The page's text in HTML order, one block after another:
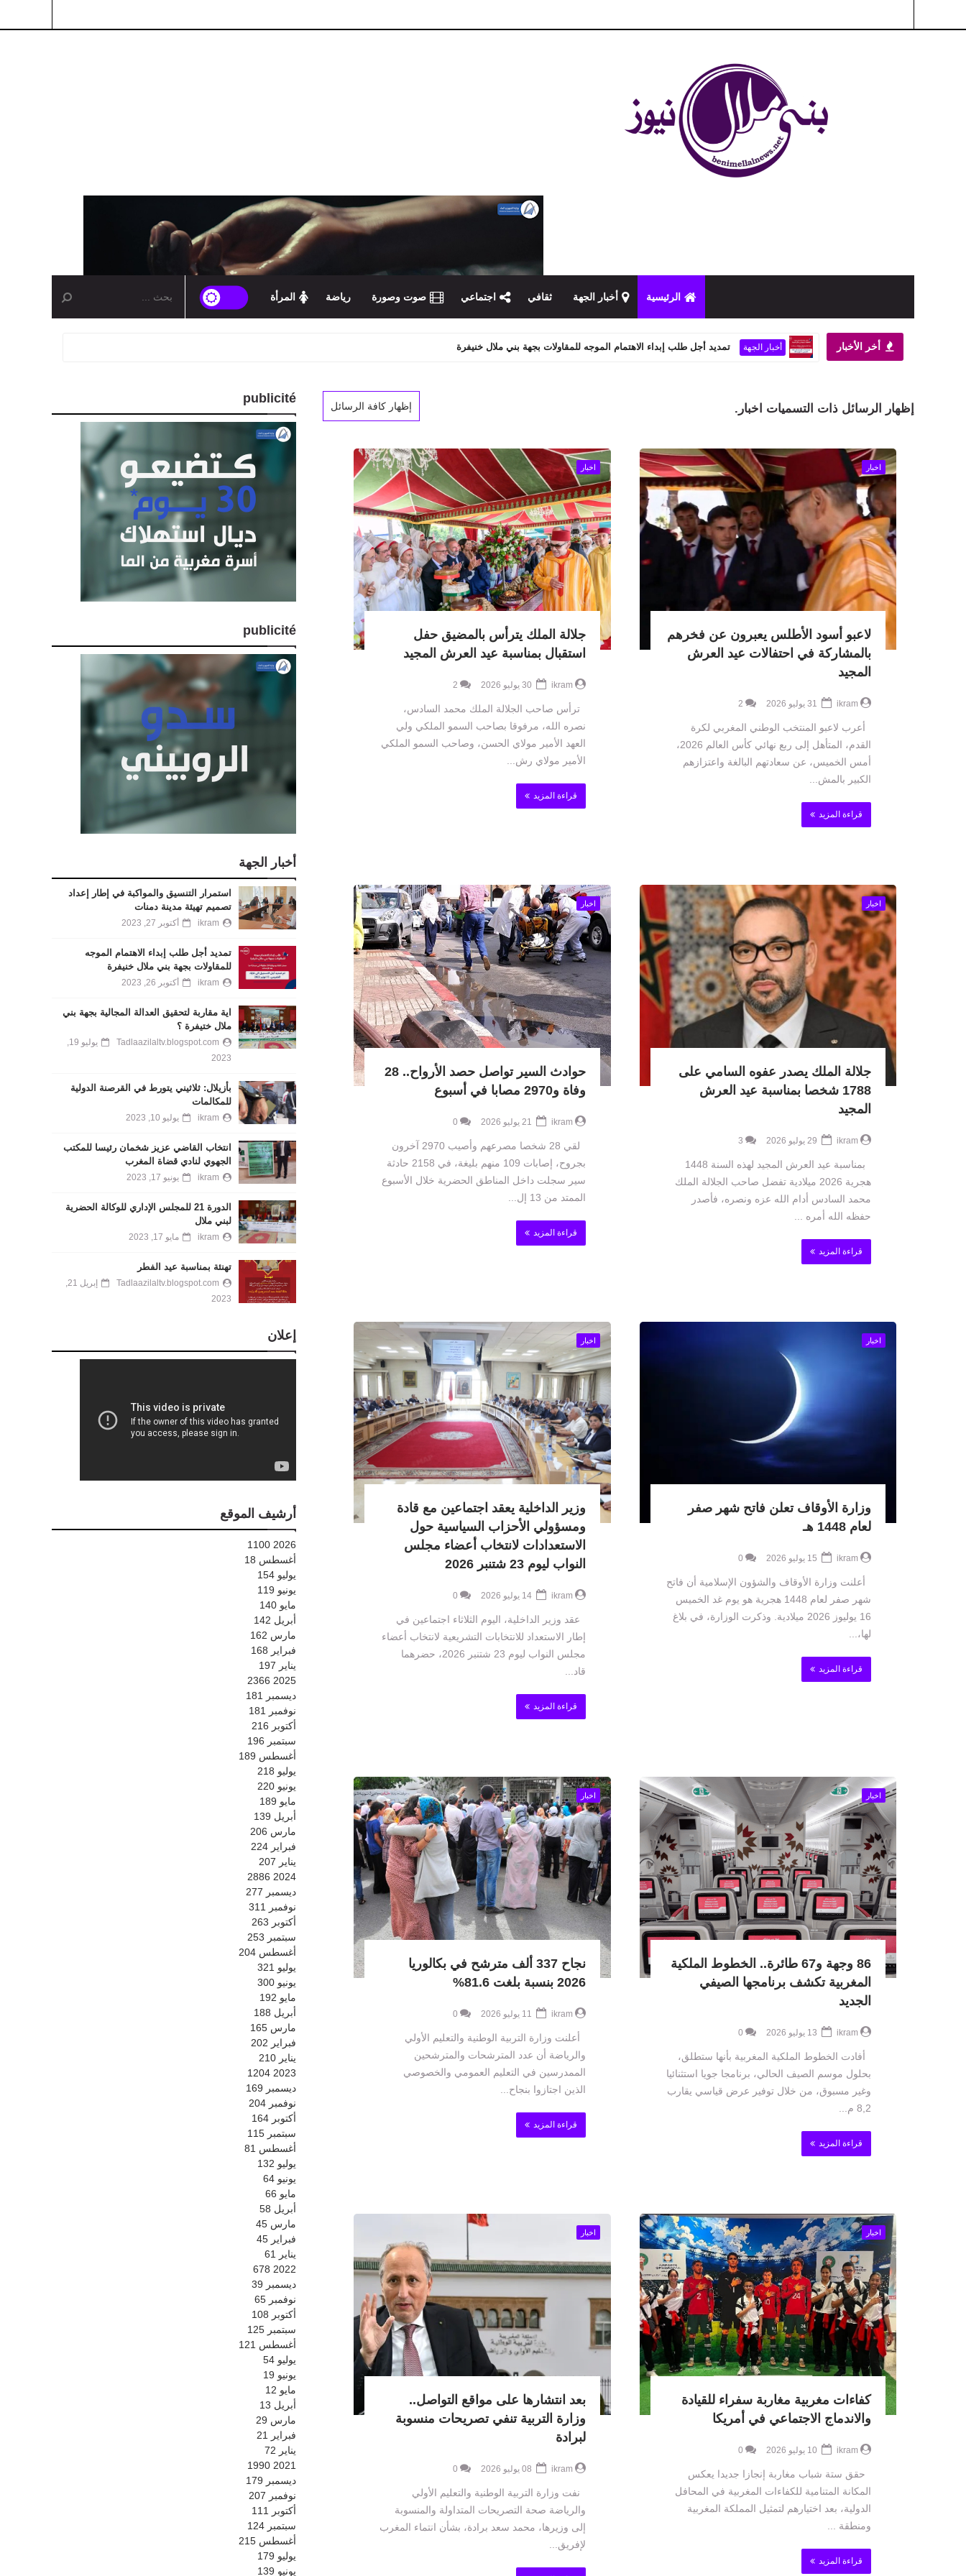
الرئيسية أخبار الجهة ثقافي اجتماعي صوت وصورة رياضة المرأة
أخر الأخبار أخبار الجهة اية مقاربة لتحقيق العدالة المجالية بجهة بني ملال ختيفرة ؟
‏إظهار الرسائل ذات التسميات اخبار . إظهار كافة الرسائل
اخبار
لاعبو أسود الأطلس يعبرون عن فخرهم
بالمشاركة في احتفالات عيد العرش
المجيد
ikram
2
أعرب لاعبو المنتخب الوطني المغربي لكرة
القدم، المتأهل إلى ربع نهائي كأس العالم 2026،
أمس الخميس، عن سعادتهم البالغة واعتزازهم
الكبير بالمش...
قراءة المزيد
اخبار
جلالة الملك يترأس بالمضيق حفل
استقبال بمناسبة عيد العرش المجيد
ikram
2
ترأس صاحب الجلالة الملك محمد السادس،
نصره الله، مرفوقا بصاحب السمو الملكي ولي
العهد الأمير مولاي الحسن، وصاحب السمو الملكي
الأمير مولاي رش...
قراءة المزيد
اخبار
جلالة الملك يصدر عفوه السامي على
1788 شخصا بمناسبة عيد العرش
المجيد
ikram
3
بمناسبة عيد العرش المجيد لهذه السنة 1448
هجرية 2026 ميلادية تفضل صاحب الجلالة الملك
محمد السادس أدام الله عزه ونصره، فأصدر
حفظه الله أمره ...
قراءة المزيد
اخبار
حوادث السير تواصل حصد الأرواح.. 28
وفاة و2970 مصابا في أسبوع
ikram
0
لقي 28 شخصا مصرعهم وأصيب 2970 آخرون
بجروح، إصابات 109 منهم بليغة، في 2158 حادثة
سير سجلت داخل المناطق الحضرية خلال الأسبوع
الممتد من 13 إل...
قراءة المزيد
اخبار
وزارة الأوقاف تعلن فاتح شهر صفر
لعام 1448 هـ
ikram
0
أعلنت وزارة الأوقاف والشؤون الإسلامية أن فاتح
شهر صفر لعام 1448 هجرية هو يوم غد الخميس
16 يوليوز 2026 ميلادية. وذكرت الوزارة، في بلاغ
لها،...
قراءة المزيد
اخبار
وزير الداخلية يعقد اجتماعين مع قادة
ومسؤولي الأحزاب السياسية حول
الاستعدادات لانتخاب أعضاء مجلس
النواب ليوم 23 شتنبر 2026
ikram 14 يوليو 2026 0
عقد وزير الداخلية، اليوم الثلاثاء اجتماعين في
إطار الاستعداد للانتخابات التشريعية لانتخاب أعضاء
مجلس النواب ليوم 23 شتنبر 2026، حضرهما
قاد...
قراءة المزيد
اخبار
86 وجهة و67 طائرة.. الخطوط الملكية
المغربية تكشف برنامجها الصيفي
الجديد
ikram
0
أفادت الخطوط الملكية المغربية بأنها ستطلق،
بحلول موسم الصيف الحالي، برنامجا جويا استثنائيا
وغير مسبوق، من خلال توفير عرض قياسي يقارب
8,2 م...
قراءة المزيد
اخبار
نجاح 337 ألف مترشح في بكالوريا
2026 بنسبة بلغت 81.6%
ikram
0
أعلنت وزارة التربية الوطنية والتعليم الأولي
والرياضة أن عدد المترشحات والمترشحين
الممدرسين في التعليم العمومي والخصوصي
الذين اجتازوا بنجاح...
قراءة المزيد
اخبار
كفاءات مغربية مغاربة سفراء للقيادة
والاندماج الاجتماعي في أمريكا
ikram
0
حقق ستة شباب مغاربة إنجازا جديدا يعكس
المكانة المتنامية للكفاءات المغربية في المحافل
الدولية، بعد اختيارهم لتمثيل المملكة المغربية
ومنطقة ...
قراءة المزيد
اخبار
بعد انتشارها على مواقع التواصل..
وزارة التربية تنفي تصريحات منسوبة
لبرادة
ikram
0
نفت وزارة التربية الوطنية والتعليم الأولي
والرياضة صحة التصريحات المتداولة والمنسوبة
إلى وزيرها، محمد سعد برادة، بشأن انتماء المغرب
لإفريق...
publicité
publicité
أخبار الجهة
استمرار التنسيق والمواكبة في إطار إعداد
تصميم تهيئة مدينة دمنات
ikram أكتوبر 27, 2023
تمديد أجل طلب إبداء الاهتمام الموجه
للمقاولات بجهة بني ملال خنيفرة
ikram أكتوبر 26, 2023
اية مقاربة لتحقيق العدالة المجالية بجهة بني
ملال ختيفرة ؟
Tadlaazilaltv.blogspot.com
يوليو 19,
2023
بأزيلال: ثلاثيني يتورط في القرصنة الدولية
للمكالمات
ikram يوليو 10, 2023
انتخاب القاضي عزيز شخمان رئيسا للمكتب
الجهوي لنادي قضاة المغرب
ikram يونيو 17, 2023
الدورة 21 للمجلس الإداري للوكالة الحضرية
لبني ملال
ikram مايو 17, 2023
تهنئة بمناسبة عيد الفطر
Tadlaazilaltv.blogspot.com
إبريل 21,
2023
إعلان
أرشيف الموقع
2026
1100
أغسطس 18
يوليو 154
يونيو 119
مايو 140
أبريل 142
مارس 162
فبراير 168
يناير 197
2025
2366
ديسمبر
181
نوفمبر
181
أكتوبر 216
سبتمبر 196
أغسطس 189
يوليو 218
يونيو 220
مايو 189
أبريل 139
مارس 206
فبراير 224
يناير 207
2024
2886
ديسمبر 277
نوفمبر
311
أكتوبر 263
سبتمبر 253
أغسطس 204
يوليو 321
يونيو 300
مايو 192
أبريل 188
مارس 165
فبراير 202
يناير 210
2023
1204
ديسمبر 169
نوفمبر 204
أكتوبر 164
سبتمبر 115
أغسطس 81
يوليو 132
يونيو 64
مايو 66
أبريل 58
مارس 45
فبراير 45
يناير
61
2022
678
ديسمبر 39
نوفمبر 65
أكتوبر 108
سبتمبر 125
أغسطس 121
يوليو 54
يونيو 19
مايو 12
أبريل 13
مارس 29
فبراير
21
يناير 72
2021
1990
ديسمبر 179
نوفمبر 207
أكتوبر
111
سبتمبر 124
أغسطس 215
يوليو 179
يونيو 139